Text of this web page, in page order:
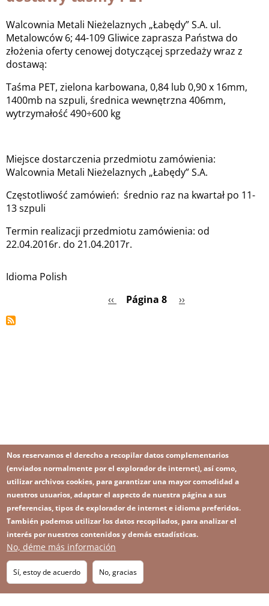
Walcownia Metali Nieżelaznych „Łabędy” S.A. ul.
Metalowców 6; 44-109 Gliwice zaprasza Państwa do
złożenia oferty cenowej dotyczącej sprzedaży wraz z
dostawą:
Taśma PET, zielona karbowana, 0,84 lub 0,90 x 16mm,
1400mb na szpuli, średnica wewnętrzna 406mm,
wytrzymałość 490÷600 kg
Miejsce dostarczenia przedmiotu zamówienia:
Walcownia Metali Nieżelaznych „Łabędy” S.A.
Częstotliwość zamówień: średnio raz na kwartał po 11-
13 szpuli
Termin realizacji przedmiotu zamówienia: od
22.04.2016r. do 21.04.2017r.
Idioma Polish
Página
‹‹ Página 8
Siguiente
››
Footer
menu
Suscríbase a nuestro Newsletter
Image
SITEMAP
IMAGE
Nos reservamos el derecho a recopilar datos complementarios
(enviados normalmente por el explorador de internet), así como,
utilizar archivos cookies, para garantizar una mayor comodidad a
nuestros usuarios, adaptar el aspecto de nuestra página a sus
preferencias, tipos de explorador de internet e idioma preferidos.
También podemos utilizar los datos recopilados, para analizar el
interés por nuestros contenidos y demás estadísticas.
No, déme más información
Sí, estoy de acuerdo No, gracias